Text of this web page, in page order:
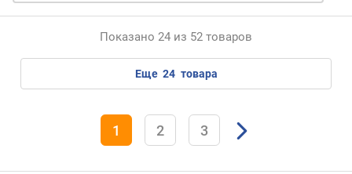
Показано 24 из 52 товаров
еще 24 товара
1 2 3